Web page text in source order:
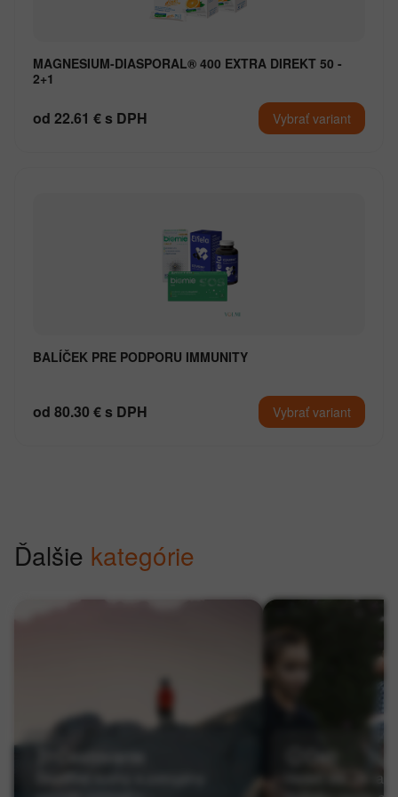
MAGNESIUM-DIASPORAL® 400 EXTRA DIREKT 50 -
2+1
od 22.61 € s DPH Vybrať variant
BALÍČEK PRE PODPORU IMMUNITY
od 80.30 € s DPH Vybrať variant
Ďalšie kategórie
Deti
Vedeli ste, že